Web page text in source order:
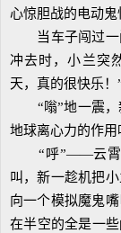
心惊胆战的电动鬼
当车子闯过一
冲去时，小兰突
天，真的很快乐！
“嗡”地一震，
地球离心力的作用
“呼”——云霄飞
叫，新一趁机把
向一个模拟魔鬼
在半空的全是一